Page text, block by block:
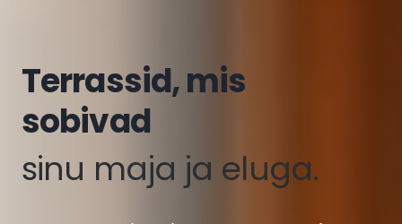
Terrassid, mis
sobivad
sinu maja ja eluga.